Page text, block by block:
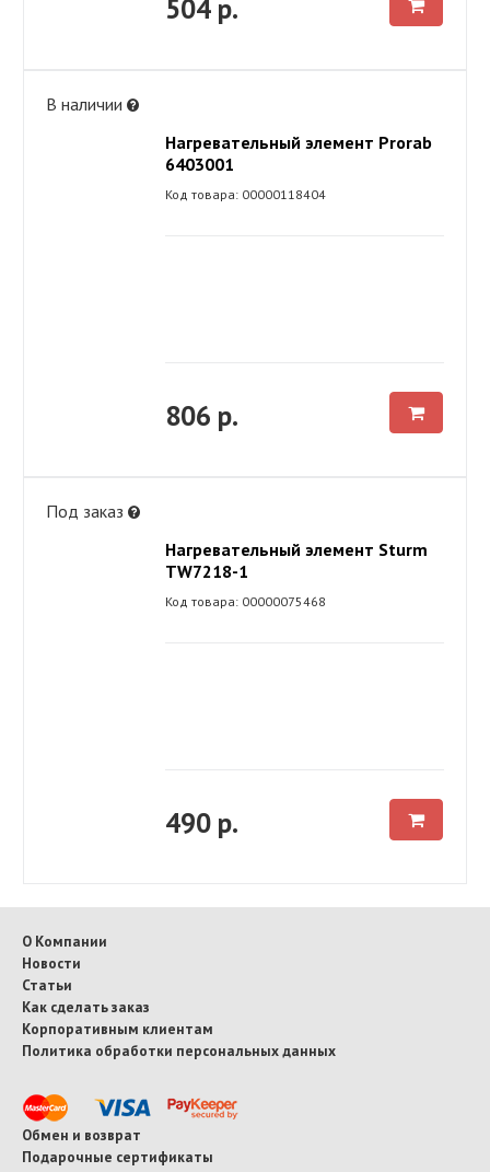
504 р.
В наличии
Нагревательный элемент Prorab
6403001
Код товара: 00000118404
806 р.
Под заказ
Нагревательный элемент Sturm
TW7218-1
Код товара: 00000075468
490 р.
О Компании
Новости
Статьи
Как сделать заказ
Корпоративным клиентам
Политика обработки персональных данных
Обмен и возврат
Подарочные сертификаты